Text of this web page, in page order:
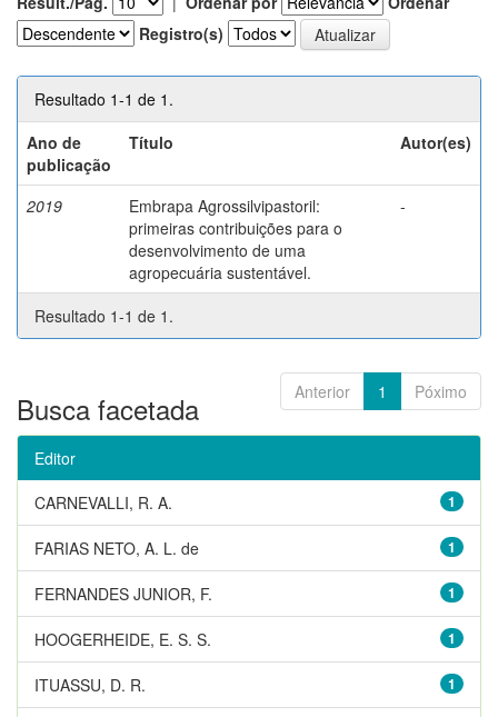
Registro(s)
Resultado 1-1 de 1.
Ano de
publicação
Título Autor(es)
2019
Embrapa Agrossilvipastoril:
primeiras contribuições para o
desenvolvimento de uma
agropecuária sustentável.
-
Resultado 1-1 de 1.
Anterior 1 Póximo
Busca facetada
Editor
1
CARNEVALLI, R. A.
1
FARIAS NETO, A. L. de
1
FERNANDES JUNIOR, F.
1
HOOGERHEIDE, E. S. S.
1
ITUASSU, D. R.